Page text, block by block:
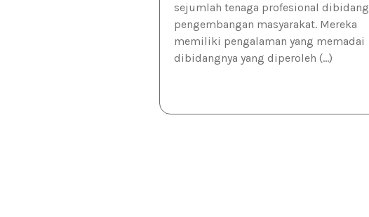
sejumlah tenaga profesional dibidang
pengembangan masyarakat. Mereka
memiliki pengalaman yang memadai
dibidangnya yang diperoleh (...)